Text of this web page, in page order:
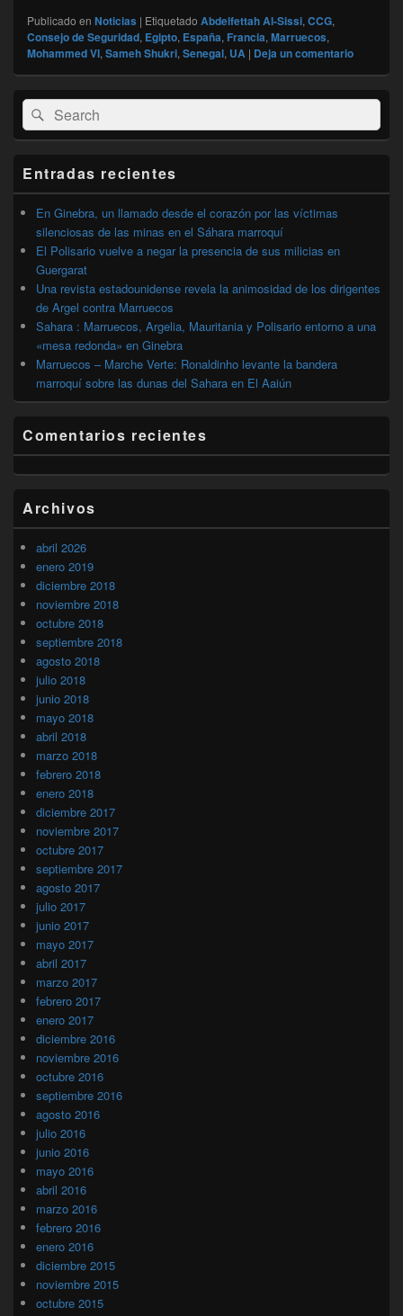
Publicado en Noticias | Etiquetado Abdelfettah Al-Sissi,CCG,
Consejo de Seguridad, Egipto, España, Francia,Marruecos,
Mohammed VI,Sameh Shukri,Senegal, UA | Deja un comentario
El
área
de
lateral
primaria
Buscar
por:
Buscar
Entradas recientes
En Ginebra, un llamado desde el corazón por las víctimas
silenciosas de las minas en el Sáhara marroquí
El Polisario vuelve a negar la presencia de sus milicias en
Guergarat
Una revista estadounidense revela la animosidad de los dirigentes
de Argel contra Marruecos
Sahara : Marruecos, Argelia, Mauritania y Polisario entorno a una
«mesa redonda» en Ginebra
Marruecos – Marche Verte: Ronaldinho levante la bandera
marroquí sobre las dunas del Sahara en El Aaiún
Comentarios recientes
Archivos
abril 2026
enero 2019
diciembre 2018
noviembre 2018
octubre 2018
septiembre 2018
agosto 2018
julio 2018
junio 2018
mayo 2018
abril 2018
marzo 2018
febrero 2018
enero 2018
diciembre 2017
noviembre 2017
octubre 2017
septiembre 2017
agosto 2017
julio 2017
junio 2017
mayo 2017
abril 2017
marzo 2017
febrero 2017
enero 2017
diciembre 2016
noviembre 2016
octubre 2016
septiembre 2016
agosto 2016
julio 2016
junio 2016
mayo 2016
abril 2016
marzo 2016
febrero 2016
enero 2016
diciembre 2015
noviembre 2015
octubre 2015